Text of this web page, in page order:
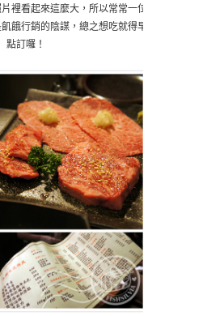
裡看起來這麼大，所以常常一位
餓行銷的陰謀，總之想吃就得早
點訂囉！